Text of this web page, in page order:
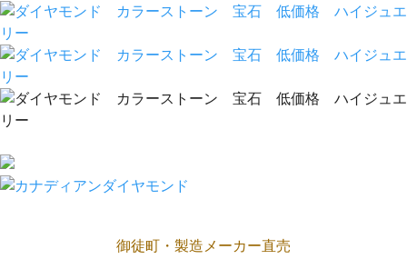
御徒町・製造メーカー直売